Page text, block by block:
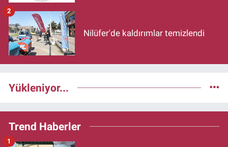
Nilüfer'de kaldırımlar temizlendi
2
Yükleniyor...
Trend Haberler
1